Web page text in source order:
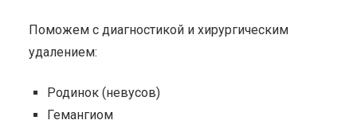
Поможем с диагностикой и хирургическим
удалением:
Родинок (невусов)
Гемангиом